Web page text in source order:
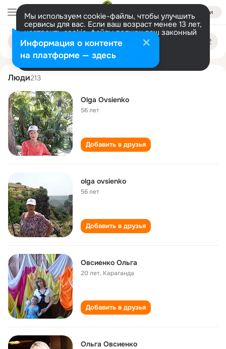
Войти
Мы используем cookie-файлы, чтобы улучшить
сервисы для вас. Если ваш возраст менее 13 лет,
настроить cookie-файлы должен ваш законный
представитель. Больше информации
Разрешить все Настроить
Поиск
людям
olga ovsienko
Люди213
Olga Ovsienko
56 лет
Добавить в друзья
olga ovsienko
56 лет
Добавить в друзья
Овсиенко Ольга
20 лет, Караганда
Добавить в друзья
Ольга Овсиенко
Информация о контенте
на платформе — здесь